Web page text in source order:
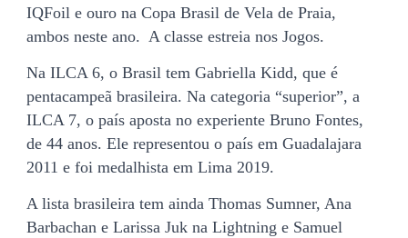
IQFoil e ouro na Copa Brasil de Vela de Praia,
ambos neste ano. A classe estreia nos Jogos.
Na ILCA 6, o Brasil tem Gabriella Kidd, que é
pentacampeã brasileira. Na categoria “superior”, a
ILCA 7, o país aposta no experiente Bruno Fontes,
de 44 anos. Ele representou o país em Guadalajara
2011 e foi medalhista em Lima 2019.
A lista brasileira tem ainda Thomas Sumner, Ana
Barbachan e Larissa Juk na Lightning e Samuel